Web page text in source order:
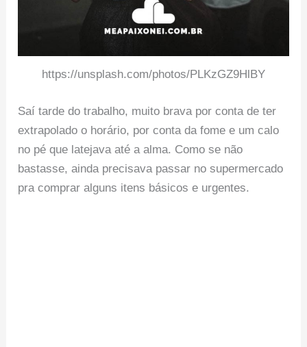
https://unsplash.com/photos/PLKzGZ9HlBY
Saí tarde do trabalho, muito brava por conta de ter
extrapolado o horário, por conta da fome e um calo
no pé que latejava até a alma. Como se não
bastasse, ainda precisava passar no supermercado
pra comprar alguns itens básicos e urgentes.